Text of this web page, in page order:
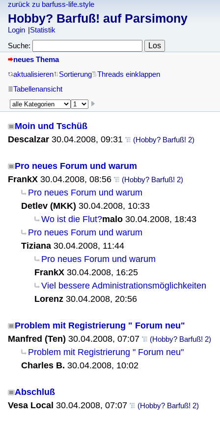
zurück zu barfuss-life.style
Hobby? Barfuß! auf Parsimony
Login
Statistik
Suche:
neues Thema
aktualisieren
Sortierung
Threads einklappen
Tabellenansicht
Moin und Tschüß
Descalzar 30.04.2008, 09:31 (Hobby? Barfuß! 2)
Pro neues Forum und warum
FrankX 30.04.2008, 08:56 (Hobby? Barfuß! 2)
Pro neues Forum und warum
Detlev (MKK) 30.04.2008, 10:33
Wo ist die Flut?malo 30.04.2008, 18:43
Pro neues Forum und warum
Tiziana 30.04.2008, 11:44
Pro neues Forum und warum
FrankX 30.04.2008, 16:25
Viel bessere Administrationsmöglichkeiten
Lorenz 30.04.2008, 20:56
Problem mit Registrierung " Forum neu"
Manfred (Ten) 30.04.2008, 07:07 (Hobby? Barfuß! 2)
Problem mit Registrierung " Forum neu"
Charles B. 30.04.2008, 10:02
Abschluß
Vesa Local 30.04.2008, 07:07 (Hobby? Barfuß! 2)